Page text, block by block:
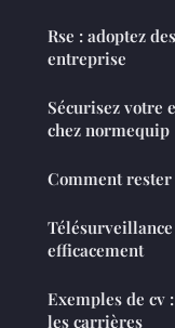
Rse : adoptez
entreprise
Sécurisez votre
chez normequip
Comment
efficacement
Exemples de cv
les carrières